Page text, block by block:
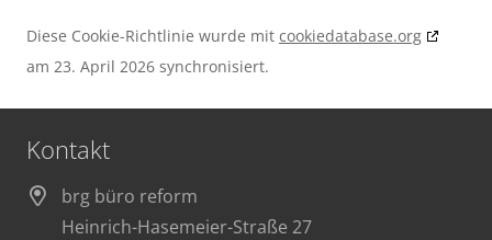
Diese Cookie-Richtlinie wurde mit cookiedatabase.org
am 23. April 2026 synchronisiert.
Kontakt
brg büro reform
Heinrich-Hasemeier-Straße 27